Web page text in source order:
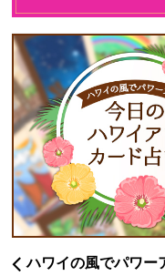
ハワイの風でパワー